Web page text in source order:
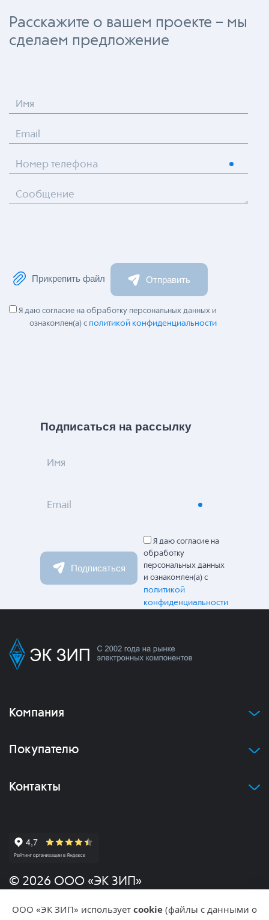
Расскажите о вашем проекте – мы
сделаем предложение
Имя
Email
Номер телефона
Сообщение
Прикрепить файл Отправить
Я даю согласие на обработку персональных данных и
ознакомлен(а) с политикой конфиденциальности
Подписаться на рассылку
Имя
Email
Подписаться
Я даю согласие на
обработку
персональных данных
и ознакомлен(а) с
политикой
конфиденциальности
Компания
Покупателю
Контакты
© 2026 ООО «ЭК ЗИП»
Политика конфиденциальности
ООО «ЭК ЗИП» использует cookie (файлы с данными о